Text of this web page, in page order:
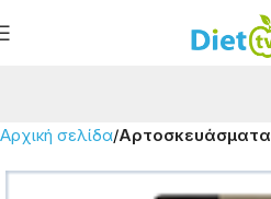
Αρχική σελίδα Αρτοσκευάσματα